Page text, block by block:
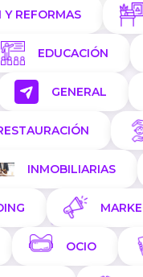
REFORMAS
EDUCACIÓN
GENERAL
INMOBILIARIAS
OCIO